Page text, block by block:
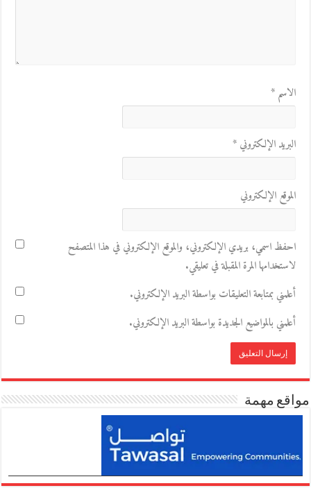
الاسم*
البريد الإلكتروني*
الموقع الإلكتروني
احفظ اسمي، بريدي الإلكتروني، والموقع الإلكتروني في هذا المتصفح
لاستخدامها المرة المقبلة في تعليقي.
أعلمني بمتابعة التعليقات بواسطة البريد الإلكتروني.
أعلمني بالمواضيع الجديدة بواسطة البريد الإلكتروني.
مواقع مهمة